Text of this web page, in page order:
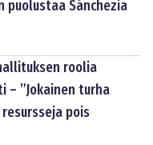
puolustaa Sánchezia
roolia
”Jokainen turha
pois